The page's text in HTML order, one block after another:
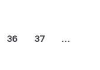
36 37
…